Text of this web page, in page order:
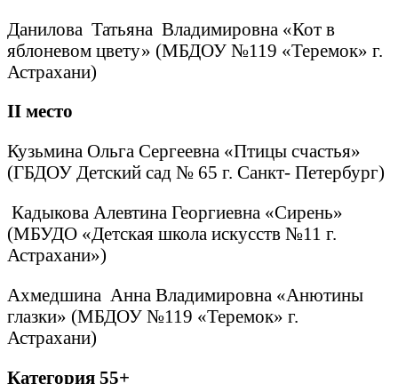
Данилова Татьяна Владимировна «Кот в
яблоневом цвету» (МБДОУ №119 «Теремок» г.
Астрахани)
II место
Кузьмина Ольга Сергеевна «Птицы счастья»
(ГБДОУ Детский сад № 65 г. Санкт- Петербург)
Кадыкова Алевтина Георгиевна «Сирень»
(МБУДО «Детская школа искусств №11 г.
Астрахани»)
Ахмедшина Анна Владимировна «Анютины
глазки» (МБДОУ №119 «Теремок» г.
Астрахани)
Категория 55+